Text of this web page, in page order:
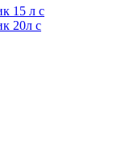
15 л с
20л с